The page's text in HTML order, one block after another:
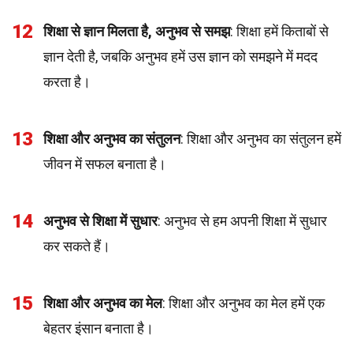
12 शिक्षा से ज्ञान मिलता है, अनुभव से समझ: शिक्षा हमें किताबों से
ज्ञान देती है, जबकि अनुभव हमें उस ज्ञान को समझने में मदद
करता है।
13 शिक्षा और अनुभव का संतुलन: शिक्षा और अनुभव का संतुलन हमें
जीवन में सफल बनाता है।
14 अनुभव से शिक्षा में सुधार: अनुभव से हम अपनी शिक्षा में सुधार
कर सकते हैं।
15 शिक्षा और अनुभव का मेल: शिक्षा और अनुभव का मेल हमें एक
बेहतर इंसान बनाता है।